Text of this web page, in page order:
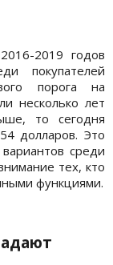
2019 годов
покупателей
порога на
несколько лет
то сегодня
долларов. Это
среди
тех, кто
функциями.